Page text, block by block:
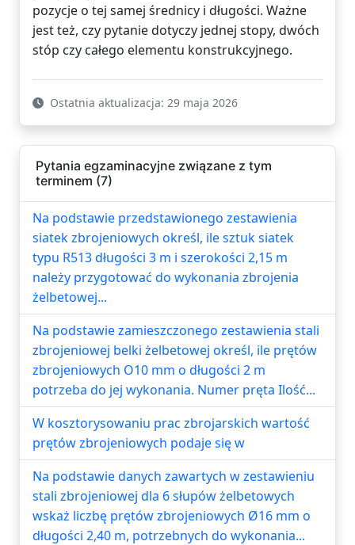
pozycje o tej samej średnicy i długości. Ważne
jest też, czy pytanie dotyczy jednej stopy, dwóch
stóp czy całego elementu konstrukcyjnego.
Ostatnia aktualizacja: 29 maja 2026
Pytania egzaminacyjne związane z tym
terminem (7)
Na podstawie przedstawionego zestawienia
siatek zbrojeniowych określ, ile sztuk siatek
typu R513 długości 3 m i szerokości 2,15 m
należy przygotować do wykonania zbrojenia
żelbetowej...
Na podstawie zamieszczonego zestawienia stali
zbrojeniowej belki żelbetowej określ, ile prętów
zbrojeniowych O10 mm o długości 2 m
potrzeba do jej wykonania. Numer pręta Ilość...
W kosztorysowaniu prac zbrojarskich wartość
prętów zbrojeniowych podaje się w
Na podstawie danych zawartych w zestawieniu
stali zbrojeniowej dla 6 słupów żelbetowych
wskaż liczbę prętów zbrojeniowych Ø16 mm o
długości 2,40 m, potrzebnych do wykonania...